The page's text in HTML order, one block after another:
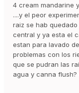
4 cream mandarine
....y el peor
raiz se hab
central y ya esta el
estan para lavado
problemas con los
que se pudran las
agua y canna flush?